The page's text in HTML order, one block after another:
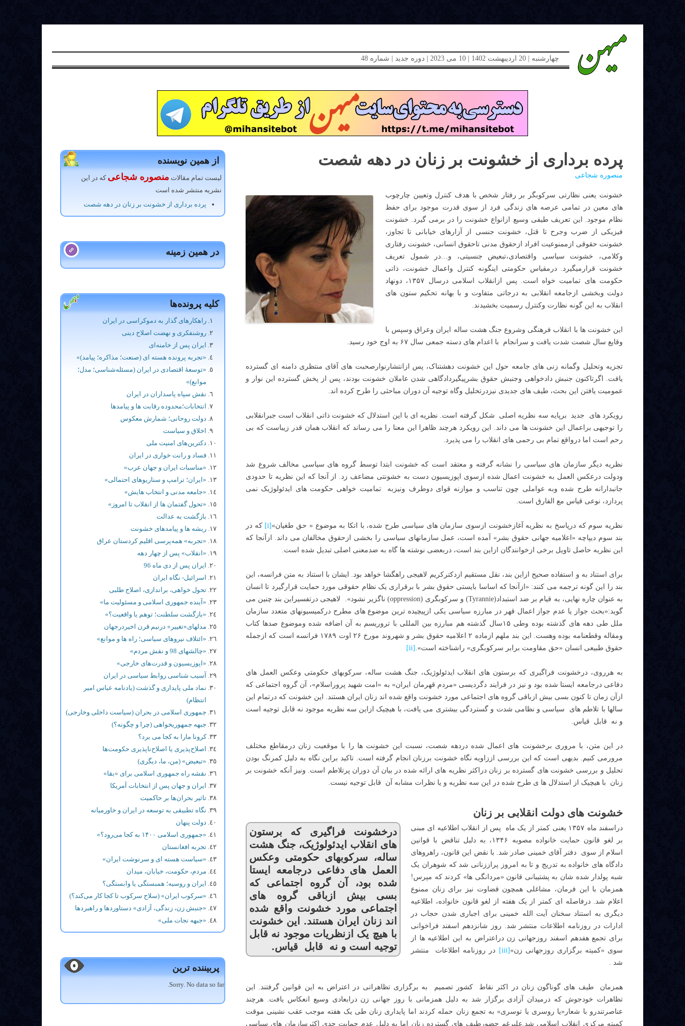
چهارشنبه | 20 اردیبهشت 1402 | 10 می 2023 | دوره جدید | شماره 48
پرده برداری از خشونت بر زنان در دهه شصت
منصوره شجاعی
خشونت یعنی نظارتی سرکوبگر بر رفتار شخص با هدف کنترل وتعیین چارچوب
های معین در تمامی عرصه های زندگی فرد از سوی قدرت موجود برای حفظ
نظام موجود. این تعریف طیفی وسیع ازانواع خشونت را در برمی گیرد. خشونت
فیزیکی از ضرب وجرح تا قتل، خشونت جنسی از آزارهای خیابانی تا تجاوز،
خشونت حقوقی ازممنوعیت افراد ازحقوق مدنی تاحقوق انسانی، خشونت رفتاری
وکلامی، خشونت سیاسی واقتصادی،تبعیض جنسیتی، و…در شمول تعریف
خشونت قرارمیگیرد. درمقیاس حکومتی اینگونه کنترل واعمال خشونت، ذاتی
حکومت های تمامیت خواه است. پس ازانقلاب اسلامی درسال ۱۳۵۷، دونهاد
دولت وبخشی ازجامعه انقلابی به درجاتی متفاوت و با بهانه تحکیم ستون های
انقلاب به این گونه نظارت وکنترل رسمیت بخشیدند.
این خشونت ها با انقلاب فرهنگی وشروع جنگ هشت ساله ایران وعراق وسپس با
وقایع سال شصت شدت یافت و سرانجام با اعدام های دسته جمعی سال ۶۷ به اوج خود رسید.
تجزیه وتحلیل وگمانه زنی های جامعه حول این خشونت دهشتناک، پس ازانتشارنوارصحبت های آقای منتظری دامنه ای گسترده
یافت. اگرتاکنون جنبش دادخواهی وجنبش حقوق بشرپیگیردادگاهی شدن عاملان خشونت بودند، پس از پخش گسترده این نوار و
عمومیت یافتن این بحث، طیف های جدیدی نیزدرتحلیل وگاه توجیه آن دوران مباحثی را طرح کرده اند.
رویکرد های جدید برپایه سه نظریه اصلی شکل گرفته است. نظریه ای با این استدلال که خشونت ذاتی انقلاب است جبرانقلابی
را توجیهی براعمال این خشونت ها می داند. این رویکرد هرچند ظاهرا این معنا را می رساند که انقلاب همان قدر زیباست که بی
رحم است اما درواقع تمام بی رحمی های انقلاب را می پذیرد.
نظریه دیگر سازمان های سیاسی را نشانه گرفته و معتقد است که خشونت ابتدا توسط گروه های سیاسی مخالف شروع شد
ودولت درعکس العمل به خشونت اعمال شده ازسوی اپوزیسیون دست به خشونتی مضاعف زد. از آنجا که این نظریه تا حدودی
جانبدارانه طرح شده وبه عواملی چون تناسب و موازنه قوای دوطرف ونیزبه تمامیت خواهی حکومت های ایدئولوژیک نمی
پردازد، نوعی قیاس مع الفارق است.
نظریه سوم که درپاسخ به نظریه آغازخشونت ازسوی سازمان های سیاسی طرح شده، با اتکا به موضوع « حق طغیان»[i]
که در
بند سوم دیپاچه «اعلامیه جهانی حقوق بشر» آمده است، عمل سازمانهای سیاسی را بخشی ازحقوق مخالفان می داند. ازآنجا که
این نظریه حاصل تاویل برخی ازخوانندگان ازاین بند است، دربعضی نوشته ها گاه به ضدمعنی اصلی تبدیل شده است.
برای استناد به و استفاده صحیح ازاین بند، نقل مستقیم ازدکترکریم لاهیجی راهگشا خواهد بود. ایشان با استناد به متن فرانسه، این
بند را این گونه ترجمه می کنند: «ازآنجا که اساسا بایستی حقوق بشر با برقراری یک نظام حقوقی مورد حمایت قرارگیرد تا انسان
به عنوان چاره نهایی، به قیام بر ضد استبداد(Tyrannie) و سرکوبگری (oppression) ناگزیر نشود». لاهیجی درتفسیراین بند چنین می
گوید:«بحث جواز یا عدم جواز اعمال قهر در مبارزه سیاسی یکی ازپیچیده ترین موضوع های مطرح درکمیسیونهای متعدد سازمان
ملل طی دهه های گذشته بوده وطی ۱۵سال گذشته هم مبارزه بین المللی با تروریسم به آن اضافه شده وموضوع صدها کتاب
ومقاله وقطعنامه بوده وهست. این بند ملهم ازماده ۲ اعلامیه حقوق بشر و شهروند مورخ ۲۶ اوت ۱۷۸۹ فرانسه است که ازجمله
حقوق طبیعی انسان «حق مقاومت برابر سرکوبگری» راشناخته است». [ii]
به هرروی، درخشونت فراگیری که برستون های انقلاب ایدئولوژیک، جنگ هشت ساله، سرکوبهای حکومتی وعکس العمل های
دفاعی درجامعه ایستا شده بود و نیز در فرایند دگردیسی «مردم قهرمان ایران» به «امت شهید پروراسلام»، آن گروه اجتماعی که
ازآن زمان تا کنون بسی بیش ازباقی گروه های اجتماعی مورد خشونت واقع شده اند زنان ایران هستند. این خشونت که درتمام این
سالها با تلاطم های سیاسی و نظامی شدت و گستردگی بیشتری می یافت، با هیچیک ازاین سه نظریه موجود نه قابل توجیه است
و نه قابل قیاس.
در این متن، با مروری برخشونت های اعمال شده دردهه شصت، نسبت این خشونت ها را با موقعیت زنان درمقاطع مختلف
مرورمی کنیم. بدیهی است که این بررسی اززاویه نگاه خشونت برزنان انجام گرفته است. تاکید براین نگاه به دلیل کمرنگ بودن
تحلیل و بررسی خشونت های گسترده بر زنان دراکثر نظریه های ارائه شده در بیان آن دوران پرتلاطم است. ونیز آنکه خشونت بر
زنان با هیچیک از استدلال ها ی طرح شده در این سه نظریه و یا نظرات مشابه آن قابل توجیه نیست.
خشونت های دولت انقلابی بر زنان
درخشونت فراگیری که برستون
های انقلاب ایدئولوژیک، جنگ هشت
ساله، سرکوبهای حکومتی وعکس
العمل های دفاعی درجامعه ایستا
شده بود، آن گروه اجتماعی که
بسی بیش ازباقی گروه های
اجتماعی مورد خشونت واقع شده
اند زنان ایران هستند. این خشونت
با هیچ یک ازنظریات موجود نه قابل
توجیه است و نه قابل قیاس.
دراسفند ماه ۱۳۵۷ یعنی کمتر از یک ماه پس از انقلاب اطلاعیه ای مبنی
بر لغو قانون حمایت خانواده مصوبه ۱۳۴۶، به دلیل تناقض با قوانین
اسلام از سوی دفتر آقای خمینی صادر شد. با نقض این قانون، راهروهای
دادگاه های خانواده به تدریج و تا به امروز پراززنانی شد که شوهران یک
شبه پولدار شده شان به پشتیبانی قانون «مردانگی ها» کردند که مپرس!
همزمان با این فرمان، مشاغلی همچون قضاوت نیز برای زنان ممنوع
اعلام شد. درفاصله ای کمتر از یک هفته از لغو قانون خانواده، اطلاعیه
دیگری به استناد سخنان آیت الله خمینی برای اجباری شدن حجاب در
ادارات در روزنامه اطلاعات منتشر شد. روز شانزدهم اسفند فراخوانی
برای تجمع هفدهم اسفند روزجهانی زن دراعتراض به این اطلاعیه ها از
سوی «کمیته برگزاری روزجهانی زن»[iii]
در روزنامه اطلاعات منتشر
شد .
همزمان طیف های گوناگون زنان در اکثر نقاط کشور تصمیم به برگزاری تظاهراتی در اعتراض به این قوانین گرفتند. این
تظاهرات خودجوش که درمیدان آزادی برگزار شد به دلیل همزمانی با روز جهانی زن درابعادی وسیع انعکاس یافت. هرچند
عناصرتندرو با شعار«یا روسری یا توسری» به تجمع زنان حمله کردند اما پایداری زنان طی یک هفته موجب عقب نشینی موقت
کمیته مرکزی انقلاب اسلامی شد.علیرغم حضورطیف های گسترده زنان اما به دلیل عدم حمایت جدی اکثرسازمان های سیاسی
از همین نویسنده
لیست تمام مقالات منصوره شجاعی که در این
نشریه منتشر شده است
پرده برداری از خشونت بر زنان در دهه شصت
در همین زمینه
کلیه پرونده‌ها
راهکارهای گذار به دموکراسی در ایران
روشنفکری و نهضت اصلاح دینی
ایران پس از خامنه‌ای
«تجربه پرونده هسته ای (صنعت؛ مذاکره؛ پیامد)»
«توسعۀ اقتصادی در ایران (مسئله‌شناسی؛ مدل؛
موانع)»
نقش سپاه پاسداران در ایران
انتخابات؛محدوده رقابت ها و پيامدها
دولت روحانی؛ شمارش معکوس
اخلاق و سیاست
دکترین‌های امنیت ملی
فساد و رانت خواری در ایران
«مناسبات ایران و جهان عرب»
«ایران؛ ترامپ و سناریوهای احتمالی»
«جامعه مدنی و انتخاب هایش»
«تحول گفتمان ها از انقلاب تا امروز»
بازگشت به عدالت
ریشه ها و پیامدهای خشونت
«تجربه» همه‌پرسی اقلیم کردستان عراق
«انقلاب» پس از چهار دهه
ایران پس از دی ماه 96
اسرائیل- نگاه ایران
تحول خواهی، براندازی، اصلاح طلبی
«آینده جمهوری اسلامی و مسئولیت ما»
«بازگشت سلطنت؛ توهم یا واقعیت؟»
مدلهای«تغییر» درنیم قرن اخیردرجهان
«ائتلاف نیروهای سیاسی؛ راه ها و موانع»
«چالشهای 98 و نقش مردم»
«اپوزیسیون و قدرت‌های خارجی»
آسیب شناسی روابط سیاسی در ایران
نماد ملی پایداری و گذشت (یادنامه عباس امیر
انتظام)
جمهوری اسلامی در بحران (سیاست داخلی وخارجی)
جبهه جمهوریخواهی (چرا و چگونه؟)
کرونا مارا به کجا می برد؟
اصلاح‌پذیری یا اصلاح‌ناپذیری حکومت‌ها
«تبعیض» (من، ما، دیگری)
نقشه راه جمهوری اسلامی برای «بقا»
ایران و جهان پس از انتخابات آمریکا
تاثیر بحران‌ها بر حاکمیت
نگاه تطبیقی به توسعه در ایران و خاورمیانه
دولت پنهان
«جمهوری اسلامی ۱۴۰۰ به کجا می‌رود؟»
تجربه افغانستان
«سیاست هسته ای و سرنوشت ایران»
مردم، حکومت، خیابان، میدان
ایران و روسیه؛ همبستگی یا وابستگی؟
«سرکوب ایران» (سلاح سرکوب تا کجا کار می‌کند؟)
«جنبش زن، زندگی، آزادی» دستاوردها و راهبردها
«جبهه نجات ملی»
پربیننده ترین
Sorry. No data so far.